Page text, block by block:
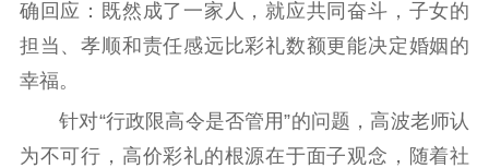
确回应：既然成了一家人，就应共同奋斗，子女的
担当、孝顺和责任感远比彩礼数额更能决定婚姻的
幸福。
针对“行政限高令是否管用”的问题，高波老师认
为不可行，高价彩礼的根源在于面子观念，随着社